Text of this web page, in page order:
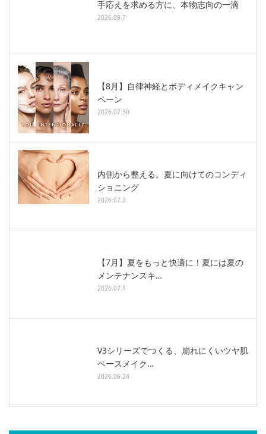
手応えを求める方に、本物志向の一滴
2026.08.7
【8月】自律神経とボディメイクキャン
ペーン
2026.07.30
内側から整える。夏に向けてのコンディ
ショニング
2026.07.3
【7月】夏をもっと快適に！夏には夏の
メンテナンスキ…
2026.07.1
V3シリーズでつくる、崩れにくいツヤ肌
ベースメイク…
2026.06.24